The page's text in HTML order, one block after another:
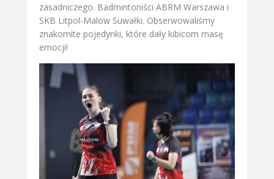
zasadniczego. Badmintoniści ABRM Warszawa i
SKB Litpol-Malow Suwałki. Obserwowaliśmy
znakomite pojedynki, które dały kibicom masę
emocji!